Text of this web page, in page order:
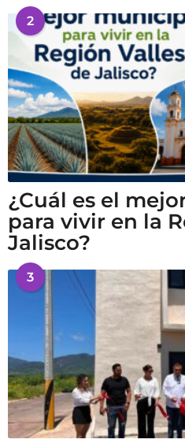
2
¿Cuál es el
para vivir en la
Jalisco?
3